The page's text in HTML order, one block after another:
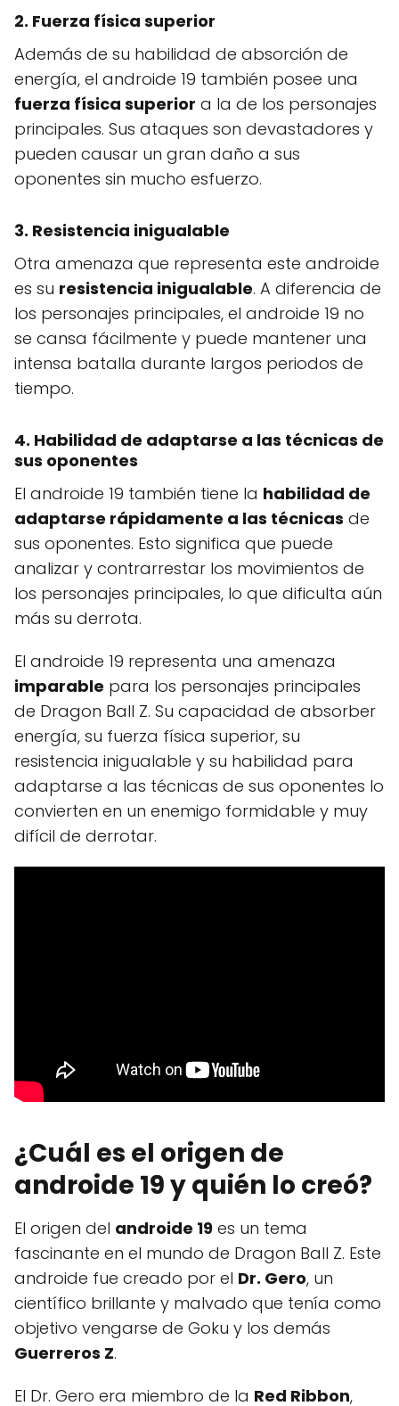
2. Fuerza física superior
Además de su habilidad de absorción de
energía, el androide 19 también posee una
fuerza física superior a la de los personajes
principales. Sus ataques son devastadores y
pueden causar un gran daño a sus
oponentes sin mucho esfuerzo.
3. Resistencia inigualable
Otra amenaza que representa este androide
es su resistencia inigualable. A diferencia de
los personajes principales, el androide 19 no
se cansa fácilmente y puede mantener una
intensa batalla durante largos periodos de
tiempo.
4. Habilidad de adaptarse a las técnicas de
sus oponentes
El androide 19 también tiene la habilidad de
adaptarse rápidamente a las técnicas de
sus oponentes. Esto significa que puede
analizar y contrarrestar los movimientos de
los personajes principales, lo que dificulta aún
más su derrota.
El androide 19 representa una amenaza
imparable para los personajes principales
de Dragon Ball Z. Su capacidad de absorber
energía, su fuerza física superior, su
resistencia inigualable y su habilidad para
adaptarse a las técnicas de sus oponentes lo
convierten en un enemigo formidable y muy
difícil de derrotar.
¿Cuál es el origen de
androide 19 y quién lo creó?
El origen del androide 19 es un tema
fascinante en el mundo de Dragon Ball Z. Este
androide fue creado por el Dr. Gero, un
científico brillante y malvado que tenía como
objetivo vengarse de Goku y los demás
Guerreros Z.
El Dr. Gero era miembro de la Red Ribbon,